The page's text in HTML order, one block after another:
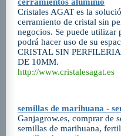
Cristales AGAT es la
cerramiento de cristal sin
negocios. Se puede utilizar
podrá hacer uso de su
CRISTAL SIN
DE 10MM.
http://www.cristalesagat.es
semillas de marihuana -
Ganjagrow.es, comprar de
semillas de marihuana,